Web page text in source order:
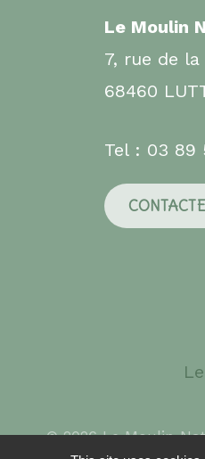
Le Moulin
7, rue de la
68460
Tel : 03 89
© 2026 Le Moulin